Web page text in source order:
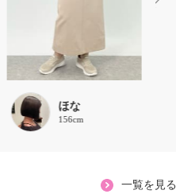
ほな
156cm
一覧を見る